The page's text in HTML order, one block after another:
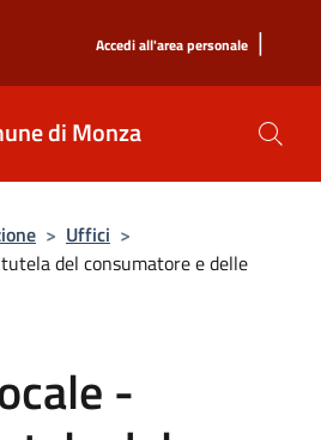
Accedi all'area personale |
di Monza
> Uffici >
del consumatore e delle
-